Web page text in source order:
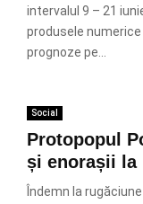
intervalul 9 – 21
produsele
prognoze pe...
Social
Protopopul
și enorașii la
Îndemn la